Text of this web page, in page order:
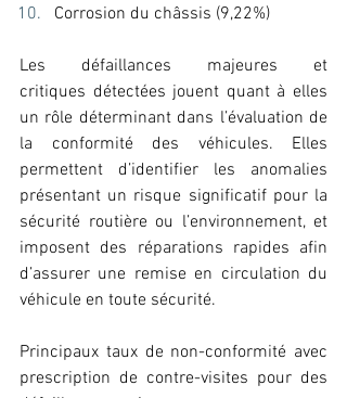
Corrosion du châssis (9,22%)
Les défaillances majeures et
critiques détectées jouent quant à elles
un rôle déterminant dans l’évaluation de
la conformité des véhicules. Elles
permettent d’identifier les anomalies
présentant un risque significatif pour la
sécurité routière ou l’environnement, et
imposent des réparations rapides afin
d’assurer une remise en circulation du
véhicule en toute sécurité.
Principaux taux de non-conformité avec
prescription de contre-visites pour des